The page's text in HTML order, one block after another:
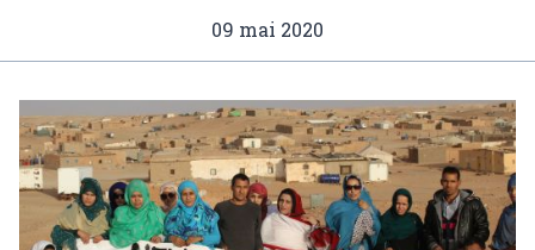
09 mai 2020